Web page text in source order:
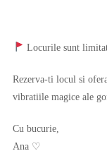
Locurile sunt
Rezerva-ti locul si
vibratiile magice ale
Cu bucurie,
Ana ♡